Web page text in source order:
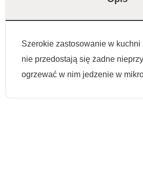
Szerokie zastosowanie w
nie przedostają się żadne
ogrzewać w nim jedzenie w